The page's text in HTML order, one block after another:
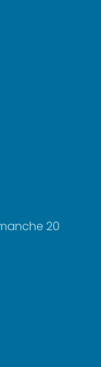
20